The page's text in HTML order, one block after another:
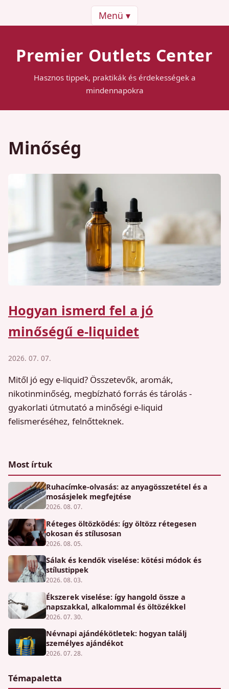
Menü ▾
Premier Outlets Center
Hasznos tippek, praktikák és érdekességek a
mindennapokra
Minőség
Hogyan ismerd fel a jó
minőségű e-liquidet
2026. 07. 07.
Mitől jó egy e-liquid? Összetevők, aromák,
nikotinminőség, megbízható forrás és tárolás -
gyakorlati útmutató a minőségi e-liquid
felismeréséhez, felnőtteknek.
Most írtuk
Ruhacímke-olvasás: az anyagösszetétel és a
mosásjelek megfejtése
2026. 08. 07.
Réteges öltözködés: így öltözz rétegesen
okosan és stílusosan
2026. 08. 05.
Sálak és kendők viselése: kötési módok és
stílustippek
2026. 08. 03.
Ékszerek viselése: így hangold össze a
napszakkal, alkalommal és öltözékkel
2026. 07. 30.
Névnapi ajándékötletek: hogyan találj
személyes ajándékot
2026. 07. 28.
Témapaletta